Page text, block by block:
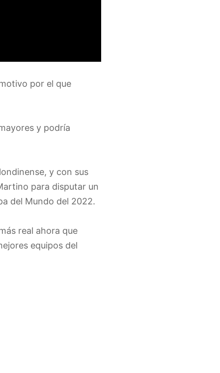
por el que
y podría
y con sus
para disputar un
del Mundo del 2022.
real ahora que
equipos del